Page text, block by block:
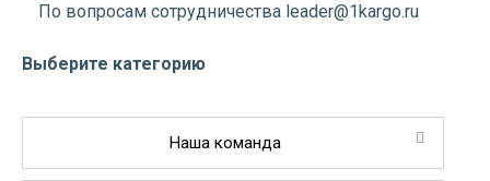
По вопросам сотрудничества leader@1kargo.ru
Выберите категорию
Наша команда